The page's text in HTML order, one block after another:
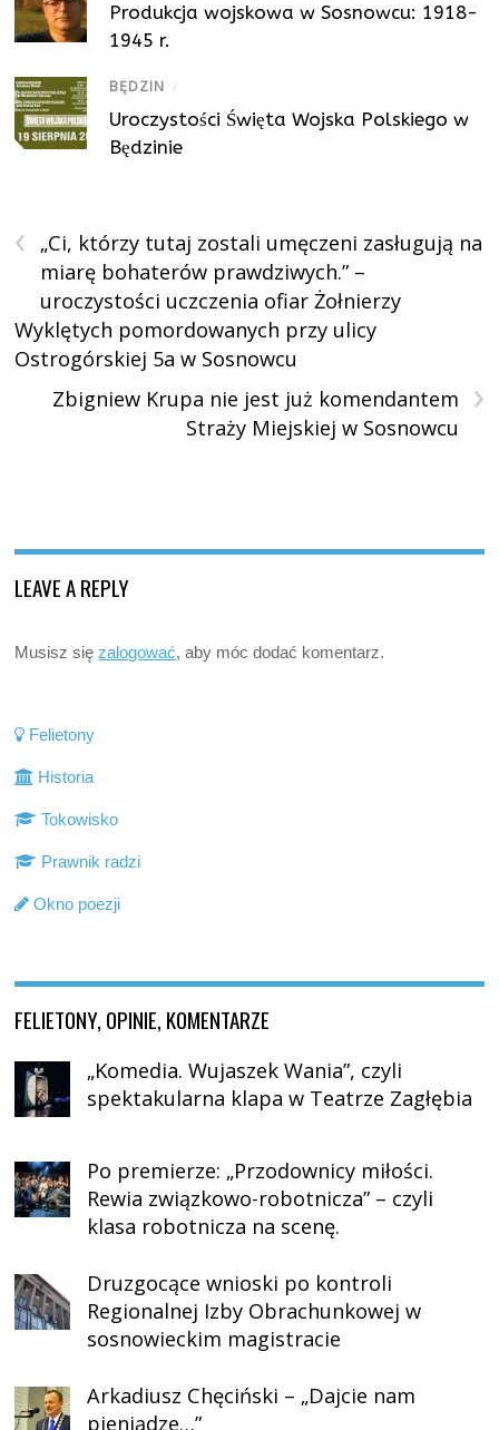
Produkcja wojskowa w Sosnowcu: 1918-
1945 r.
BĘDZIN /
Uroczystości Święta Wojska Polskiego w
Będzinie
‹
„Ci, którzy tutaj zostali umęczeni zasługują na
miarę bohaterów prawdziwych.” –
uroczystości uczczenia ofiar Żołnierzy
Wyklętych pomordowanych przy ulicy
Ostrogórskiej 5a w Sosnowcu
›
Zbigniew Krupa nie jest już komendantem
Straży Miejskiej w Sosnowcu
LEAVE A REPLY
Musisz sięzalogować, aby móc dodać komentarz.
Felietony
Historia
Tokowisko
Prawnik radzi
Okno poezji
FELIETONY, OPINIE, KOMENTARZE
„Komedia. Wujaszek Wania”, czyli
spektakularna klapa w Teatrze Zagłębia
Po premierze: „Przodownicy miłości.
Rewia związkowo-robotnicza” – czyli
klasa robotnicza na scenę.
Druzgocące wnioski po kontroli
Regionalnej Izby Obrachunkowej w
sosnowieckim magistracie
Arkadiusz Chęciński – „Dajcie nam
pieniądze…”